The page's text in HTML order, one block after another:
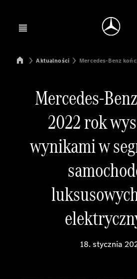
Open menu
Mercedes-Benz Manufacturing Poland
Aktualności Mercedes-Benz
Mercedes-
2022 rok
wynikami w
18. stycznia